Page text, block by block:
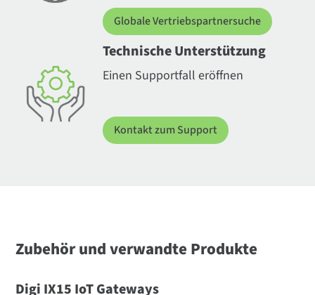
Globale Vertriebspartnersuche
Technische Unterstützung
Einen Supportfall eröffnen
Kontakt zum Support
Zubehör und verwandte Produkte
Digi IX15 IoT Gateways